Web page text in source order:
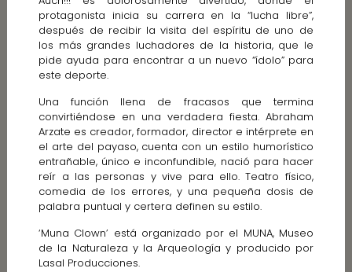
protagonista inicia su carrera en la “lucha libre”,
después de recibir la visita del espíritu de uno de
los más grandes luchadores de la historia, que le
pide ayuda para encontrar a un nuevo “ídolo” para
este deporte.
Una función llena de fracasos que termina
convirtiéndose en una verdadera fiesta. Abraham
Arzate es creador, formador, director e intérprete en
el arte del payaso, cuenta con un estilo humorístico
entrañable, único e inconfundible, nació para hacer
reír a las personas y vive para ello. Teatro físico,
comedia de los errores, y una pequeña dosis de
palabra puntual y certera definen su estilo.
‘Muna Clown’ está organizado por el MUNA, Museo
de la Naturaleza y la Arqueología y producido por
Lasal Producciones.